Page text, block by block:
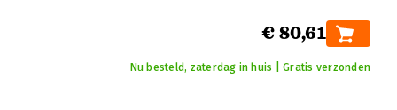
€ 80,61
Nu besteld, zaterdag in huis | Gratis verzonden